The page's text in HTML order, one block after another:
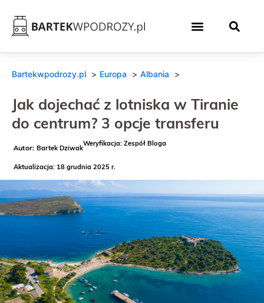
Bartekwpodrozy.pl Europa Albania
Jak dojechać z lotniska w Tiranie
do centrum? 3 opcje transferu
Bartek Dziwak
Weryfikacja: Zespół Bloga
Aktualizacja: 18 grudnia 2025 r.